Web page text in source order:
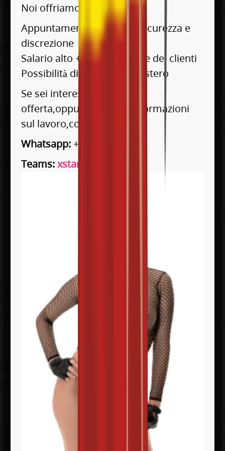
Noi offriamo:
Appuntamenti alto livello,sicurezza e
discrezione
Salario alto + regali da parte dei clienti
Possibilità di viaggiare all’estero
Se sei interessata a questa
offerta,oppure vuoi piu informazioni
sul lavoro,contattaci
Whatsapp: +34 611 568 935
Teams:xstars-spain